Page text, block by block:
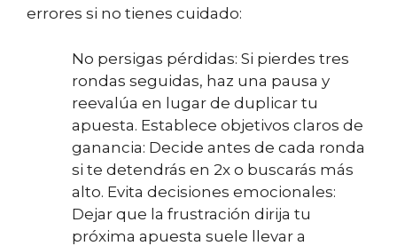
errores si no tienes cuidado:
No persigas pérdidas: Si pierdes tres
rondas seguidas, haz una pausa y
reevalúa en lugar de duplicar tu
apuesta. Establece objetivos claros de
ganancia: Decide antes de cada ronda
si te detendrás en 2x o buscarás más
alto. Evita decisiones emocionales:
Dejar que la frustración dirija tu
próxima apuesta suele llevar a